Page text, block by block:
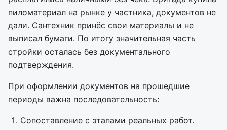
пиломатериал на рынке у частника, документов не
дали. Сантехник принёс свои материалы и не
выписал бумаги. По итогу значительная часть
стройки осталась без документального
подтверждения.
При оформлении документов на прошедшие
периоды важна последовательность:
Сопоставление с этапами реальных работ.